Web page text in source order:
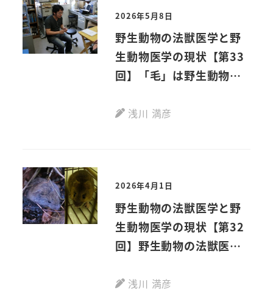
2026年5月8日
野生動物の法獣医学と野
生動物医学の現状【第33
回】「毛」は野生動物の
拠 浅川 満彦
2026年4月1日
野生動物の法獣医学と野
生動物医学の現状【第32
回】野生動物の法獣医学
北海道の遺跡から出土し
浅川 満彦